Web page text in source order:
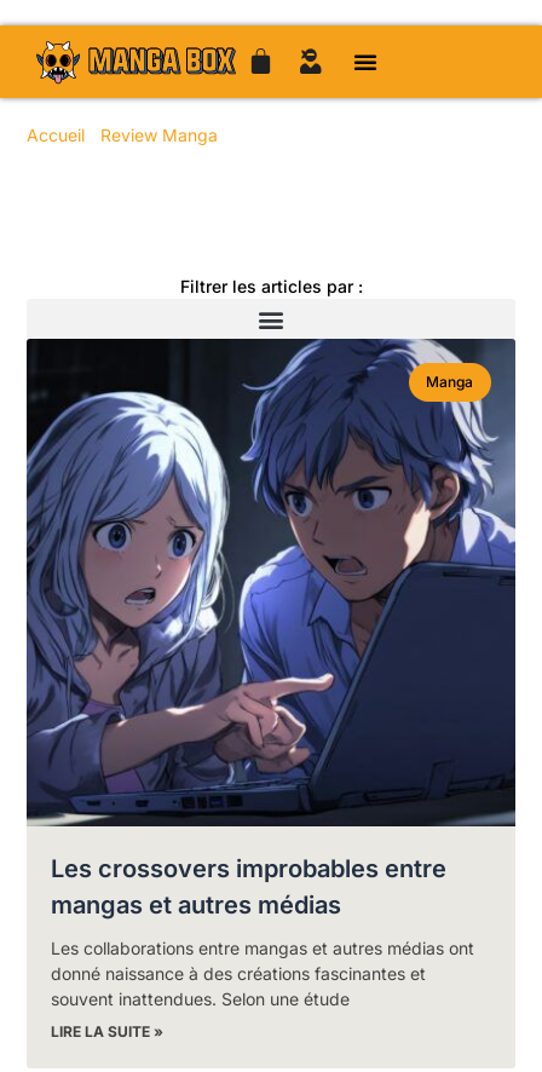
Accueil Review Manga
Filtrer les articles par :
Manga
Les crossovers improbables entre
mangas et autres médias
Les collaborations entre mangas et autres médias ont
donné naissance à des créations fascinantes et
souvent inattendues. Selon une étude
LIRE LA SUITE »